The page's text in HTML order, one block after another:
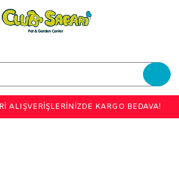
ALIŞVERİŞLERİNİZDE KARGO BEDAVA!